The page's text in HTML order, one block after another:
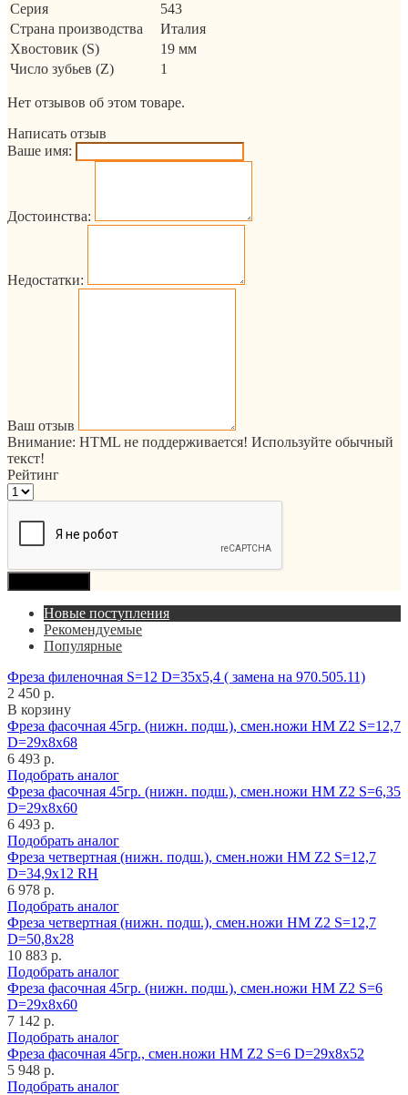
Серия
543
Страна производства
Италия
Хвостовик (S)
19 мм
Число зубьев (Z)
1
Нет отзывов об этом товаре.
Написать отзыв
Ваше имя:
Достоинства:
Недостатки:
Ваш отзыв
Внимание: HTML не поддерживается! Используйте обычный
текст!
Рейтинг
Новые поступления
Рекомендуемые
Популярные
Фреза филеночная S=12 D=35x5,4 ( замена на 970.505.11)
2 450 р.
В корзину
Фреза фасочная 45гр. (нижн. подш.), смен.ножи HM Z2 S=12,7
D=29x8x68
6 493 р.
Подобрать аналог
Фреза фасочная 45гр. (нижн. подш.), смен.ножи HM Z2 S=6,35
D=29x8x60
6 493 р.
Подобрать аналог
Фреза четвертная (нижн. подш.), смен.ножи HM Z2 S=12,7
D=34,9x12 RH
6 978 р.
Подобрать аналог
Фреза четвертная (нижн. подш.), смен.ножи HM Z2 S=12,7
D=50,8x28
10 883 р.
Подобрать аналог
Фреза фасочная 45гр. (нижн. подш.), смен.ножи HM Z2 S=6
D=29x8x60
7 142 р.
Подобрать аналог
Фреза фасочная 45гр., смен.ножи HM Z2 S=6 D=29x8x52
5 948 р.
Подобрать аналог